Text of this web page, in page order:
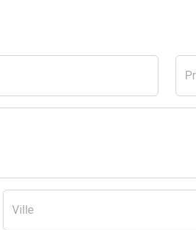
Ville